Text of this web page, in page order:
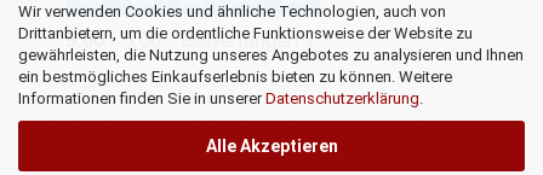
Wir verwenden Cookies und ähnliche Technologien, auch von
Drittanbietern, um die ordentliche Funktionsweise der Website zu
gewährleisten, die Nutzung unseres Angebotes zu analysieren und Ihnen
ein bestmögliches Einkaufserlebnis bieten zu können. Weitere
Informationen finden Sie in unsererDatenschutzerklärung
Alle Akzeptieren
* Eine Überprüfung der Bewertungen durch uns findet nicht statt.
Die Bewertungen könnten von Verbrauchern stammen, die die
Ware oder Dienstleistung gar nicht erworben oder genutzt